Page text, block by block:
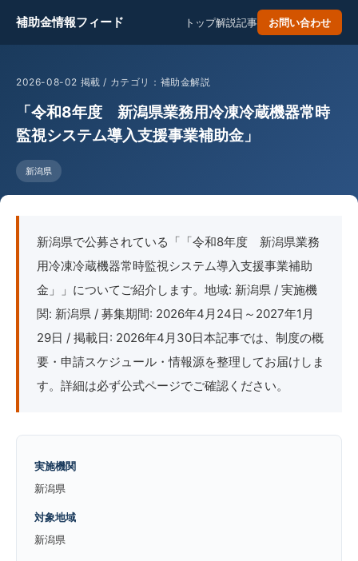
補助金情報フィード トップ解説記事 お問い合わせ
2026-08-02 掲載 / カテゴリ：補助金解説
「令和8年度 新潟県業務用冷凍冷蔵機器常時
監視システム導入支援事業補助金」
新潟県
新潟県で公募されている「「令和8年度 新潟県業務
用冷凍冷蔵機器常時監視システム導入支援事業補助
金」」についてご紹介します。地域: 新潟県 / 実施機
関: 新潟県 / 募集期間: 2026年4月24日～2027年1月
29日 / 掲載日: 2026年4月30日本記事では、制度の概
要・申請スケジュール・情報源を整理してお届けしま
す。詳細は必ず公式ページでご確認ください。
実施機関
新潟県
対象地域
新潟県